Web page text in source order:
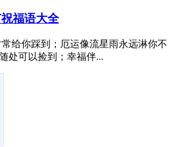
福语大全
常给你踩到；厄运像流星雨永远淋你不
处可以捡到；幸福伴...